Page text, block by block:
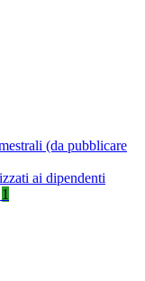
(da pubblicare
ai dipendenti
1